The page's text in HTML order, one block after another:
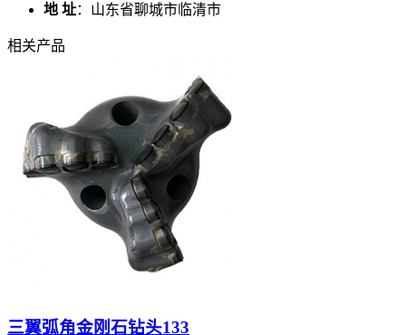
地 址：山东省聊城市临清市
相关产品
三翼弧角金刚石钻头133